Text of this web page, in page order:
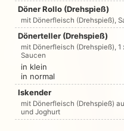
Döner Rollo (Drehspieß)
mit Dönerfleisch (Drehspieß),
Dönerteller (Drehspieß)
mit Dönerfleisch (Drehspieß),
Saucen
in klein
in normal
Iskender
mit Dönerfleisch (Drehspieß)
und Joghurt